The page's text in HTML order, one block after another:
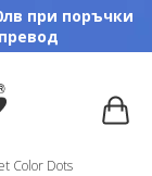
при поръчки
Color Dots